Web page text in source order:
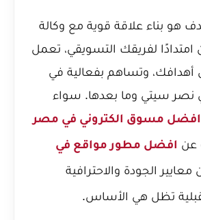
هو بناء علاقة قوية مع وكالة
امتدادًا لفريقك التسويقي، تعمل
وتساهم بفعالية في
نصر سيتي وما بعدها. سواء
افضل مسوق الكتروني في مصر
عن افضل مطور مواقع في
معايير الجودة والاحترافية
تظل هي الأساس.